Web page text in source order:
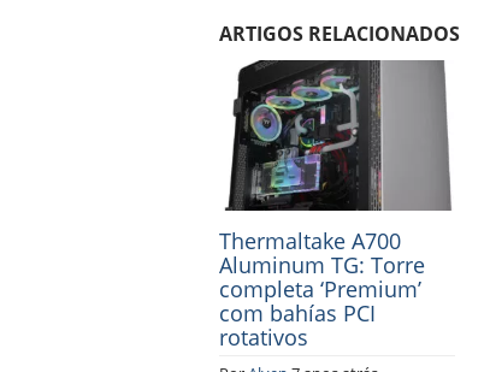
ARTIGOS RELACIONADOS
Thermaltake A700
Aluminum TG: Torre
completa ‘Premium’
com bahías PCI
rotativos